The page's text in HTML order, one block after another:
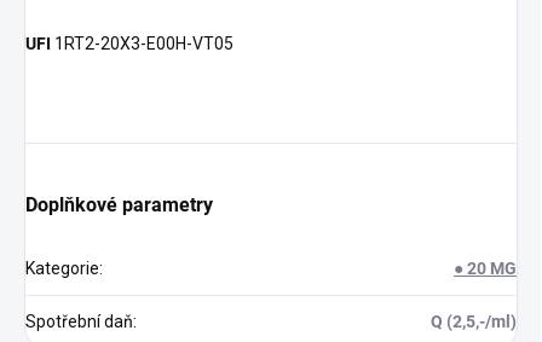
UFI 1RT2-20X3-E00H-VT05
Doplňkové parametry
Kategorie: ● 20 MG
Spotřební daň: Q (2,5,-/ml)